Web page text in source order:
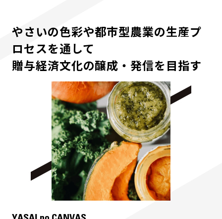
やさいの色彩や都市型農業の生産プ
ロセスを通して
贈与経済文化の醸成・発信を目指す